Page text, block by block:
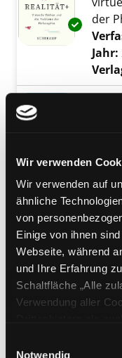
Wir verwenden
Wir verwenden auf
ähnliche
von
Einige von ihnen
Webseite, während
und Ihre Erfahrung
Schaltfläche „Alle
Verwendung aller
Cookies von
Notwendig
der
Jahr:
Jahr:
und
wird